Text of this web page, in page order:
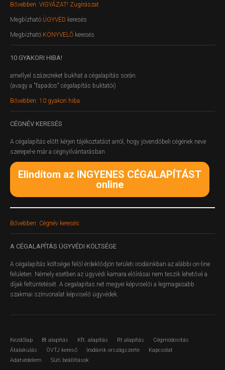
Bővebben: VIGYÁZAT! Zugírászat
Megbízható ÜGYVÉD keresés
Megbízható KÖNYVELŐ keresés
10 GYAKORI HIBA!
amellyel százezreket bukhat a cégalapítás során.
(avagy a "fapados" cégalapítás buktatói)
Bővebben: 10 gyakori hiba
CÉGNÉV KERESÉS
A cégalapítás előtt kérjen tájékoztatást arról, hogy jövendőbeli cégének neve
szerepel-e már a cégnyilvántarásban.
Elindítom az INGYENES CÉGALAPÍTÁST
online
Bővebben: Cégnév keresés
A CÉGALAPÍTÁS ÜGYVÉDI KÖLTSÉGE
A cégalapítás költségei felől érdeklődjön területi irodáinkban az alábbi on-line
felületen. Némely esetben az ügyvédi kamara előírásai nem teszik lehetővé a
díjak feltüntetését. A cegalapitas.net megyei képviselői a legmagasabb
szakmai színvonalat képviselő ügyvédek.
Kezdőlap Bt alapítás Kft. alapítás Rt alapítás
Cégmódosítás
Átalakulás
ÖVTJ kereső Irodáink országszerte
Kapcsolat
Adatvédelem
Süti beállítások